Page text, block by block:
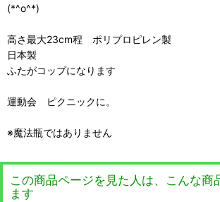
(*^o^*)
高さ最大23cm程 ポリプロピレン製
日本製
ふたがコップになります
運動会 ピクニックに。
※魔法瓶ではありません
この商品ページを見た人は、こんな商
ます